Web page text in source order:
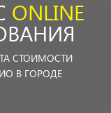
ONLINE
СТОИМОСТИ
В ГОРОДЕ